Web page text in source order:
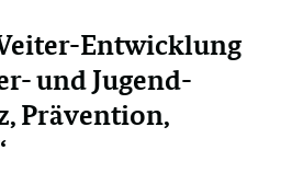
Entwicklung
und Jugend-
Prävention,